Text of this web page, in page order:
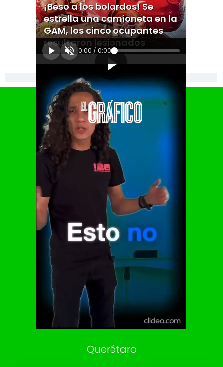
¡Beso a los bolardos! Se
estrella una camioneta en la
GAM, los cinco ocupantes
resultaron lesionados
0:00 / 0:00
[Publicidad]
El Universal
Vive USA
Clase
De 10 sports
DeDinero
Confabulario
Aviso Oportuno
Consultas
Querétaro